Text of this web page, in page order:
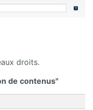
droits.
de contenus"